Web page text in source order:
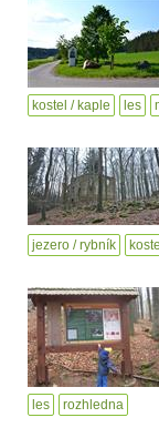
kostel / kaple les
jezero / rybník
les rozhledna